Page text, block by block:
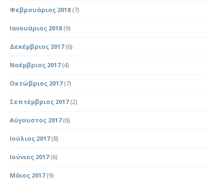
Φεβρουάριος 2018 (7)
Ιανουάριος 2018 (9)
Δεκέμβριος 2017(6)
Νοέμβριος 2017(4)
Οκτώβριος 2017(7)
Σεπτέμβριος 2017(2)
Αύγουστος 2017(6)
Ιούλιος 2017(8)
Ιούνιος 2017(6)
Μάιος 2017(9)